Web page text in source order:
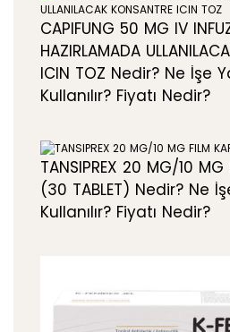
CAPIFUNG 50 MG IV
HAZIRLAMADA
ICIN TOZ Nedir? Ne İşe
Kullanılır? Fiyatı Nedir?
TANSIPREX 20 MG/10 MG
(30 TABLET) Nedir? Ne
Kullanılır? Fiyatı Nedir?